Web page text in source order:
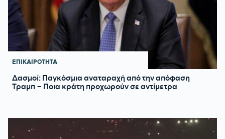
ΕΠΙΚΑΙΡΟΤΗΤΑ
Δασμοί: Παγκόσμια αναταραχή από την απόφαση
Τραμπ – Ποια κράτη προχωρούν σε αντίμετρα